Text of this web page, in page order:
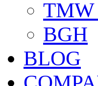
TMW
BGH
BLOG